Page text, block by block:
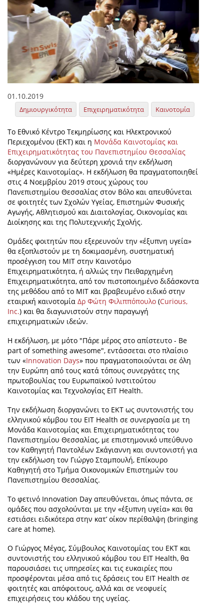
01.10.2019
Δημιουργικότητα Επιχειρηματικότητα Καινοτομία
Το Εθνικό Κέντρο Τεκμηρίωσης και Ηλεκτρονικού
Περιεχομένου (ΕΚΤ) και η Μονάδα Καινοτομίας και
Επιχειρηματικότητας του Πανεπιστημίου Θεσσαλίας
διοργανώνουν για δεύτερη χρονιά την εκδήλωση
«Ημέρες Καινοτομίας». Η εκδήλωση θα πραγματοποιηθεί
στις 4 Νοεμβρίου 2019 στους χώρους του
Πανεπιστημίου Θεσσαλίας στον Βόλο και απευθύνεται
σε φοιτητές των Σχολών Υγείας, Επιστημών Φυσικής
Αγωγής, Αθλητισμού και Διαιτολογίας, Οικονομίας και
Διοίκησης και της Πολυτεχνικής Σχολής.
Ομάδες φοιτητών που εξερευνούν την «έξυπνη υγεία»
θα εξοπλιστούν με τη δοκιμασμένη, συστηματική
προσέγγιση του MIT στην Καινοτόμο
Επιχειρηματικότητα, ή αλλιώς την Πειθαρχημένη
Επιχειρηματικότητα, από τον πιστοποιημένο διδάσκοντα
της μεθόδου από το ΜΙΤ και βραβευμένο ειδικό στην
εταιρική καινοτομία Δρ Φώτη Φιλιππόπουλο (Curious,
Inc.) και θα διαγωνιστούν στην παραγωγή
επιχειρηματικών ιδεών.
Η εκδήλωση, με μότο "Πάρε μέρος στο απίστευτο - Be
part of something awesome", εντάσσεται στο πλαίσιο
των «Innovation Days» που πραγματοποιούνται σε όλη
την Ευρώπη από τους κατά τόπους συνεργάτες της
πρωτοβουλίας του Ευρωπαϊκού Ινστιτούτου
Καινοτομίας και Τεχνολογίας EIT Health.
Την εκδήλωση διοργανώνει το ΕΚΤ ως συντονιστής του
ελληνικού κόμβου του EIT Health σε συνεργασία με τη
Μονάδα Καινοτομίας και Επιχειρηματικότητας του
Πανεπιστημίου Θεσσαλίας, με επιστημονικό υπεύθυνο
τον Καθηγητή Παντολέων Σκάγιαννη και συντονιστή για
την εκδήλωση τον Γιώργο Σταμπουλή, Επίκουρο
Καθηγητή στο Τμήμα Οικονομικών Επιστημών του
Πανεπιστημίου Θεσσαλίας.
Το φετινό Innovation Day απευθύνεται, όπως πάντα, σε
ομάδες που ασχολούνται με την «έξυπνη υγεία» και θα
εστιάσει ειδικότερα στην κατ’ οίκον περίθαλψη (bringing
care at home).
Ο Γιώργος Μέγας, Σύμβουλος Καινοτομίας του ΕΚΤ και
συντονιστής του ελληνικού κόμβου του EIT Health, θα
παρουσιάσει τις υπηρεσίες και τις ευκαιρίες που
προσφέρονται μέσα από τις δράσεις του EIT Health σε
φοιτητές και απόφοιτους, αλλά και σε νεοφυείς
επιχειρήσεις του κλάδου της υγείας.